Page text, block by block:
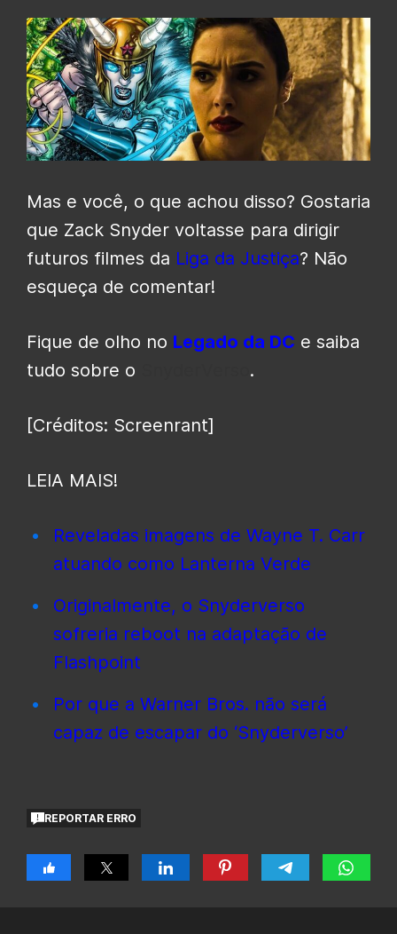
Mas e você, o que achou disso? Gostaria
que Zack Snyder voltasse para dirigir
futuros filmes da Liga da Justiça? Não
esqueça de comentar!
Fique de olho no Legado da DC e saiba
tudo sobre o
.
[Créditos: Screenrant]
LEIA MAIS!
Reveladas imagens de Wayne T. Carr
atuando como Lanterna Verde
Originalmente, o Snyderverso
sofreria reboot na adaptação de
Flashpoint
Por que a Warner Bros. não será
capaz de escapar do ‘Snyderverso’
REPORTAR ERRO